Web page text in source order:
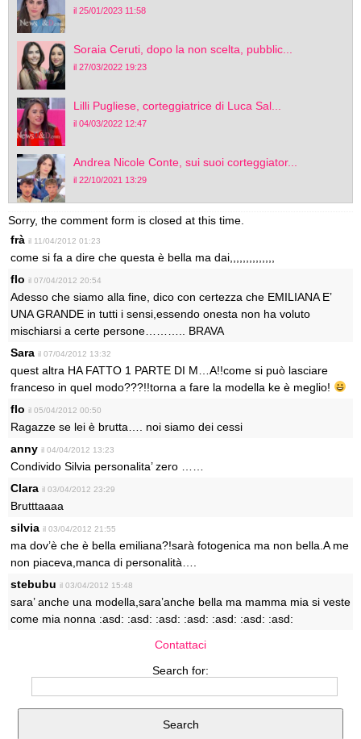
il 25/01/2023 11:58
Soraia Ceruti, dopo la non scelta, pubblic...
il 27/03/2022 19:23
Lilli Pugliese, corteggiatrice di Luca Sal...
il 04/03/2022 12:47
Andrea Nicole Conte, sui suoi corteggiator...
il 22/10/2021 13:29
Sorry, the comment form is closed at this time.
frà il 11/04/2012 01:23
come si fa a dire che questa è bella ma dai,,,,,,,,,,,,,,
flo il 07/04/2012 20:54
Adesso che siamo alla fine, dico con certezza che EMILIANA E’
UNA GRANDE in tutti i sensi,essendo onesta non ha voluto
mischiarsi a certe persone……….. BRAVA
Sara il 07/04/2012 13:32
quest altra HA FATTO 1 PARTE DI M…A!!come si può lasciare
franceso in quel modo???!!torna a fare la modella ke è meglio!
flo il 05/04/2012 00:50
Ragazze se lei è brutta…. noi siamo dei cessi
anny il 04/04/2012 13:23
Condivido Silvia personalita’ zero ……
Clara il 03/04/2012 23:29
Brutttaaaa
silvia il 03/04/2012 21:55
ma dov’è che è bella emiliana?!sarà fotogenica ma non bella.A me
non piaceva,manca di personalità….
stebubu il 03/04/2012 15:48
sara’ anche una modella,sara’anche bella ma mamma mia si veste
come mia nonna :asd: :asd: :asd: :asd: :asd: :asd: :asd:
Contattaci
Search for: